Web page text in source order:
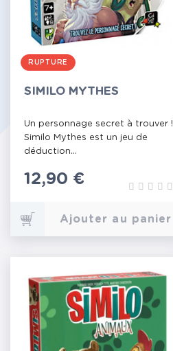
RUPTURE
SIMILO MYTHES
Un personnage secret à trouver !
Similo Mythes est un jeu de
déduction...
Prix
12,90 €
Ajouter au panier